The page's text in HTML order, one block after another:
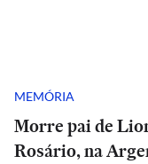
MEMÓRIA
Morre pai de
Rosário, na